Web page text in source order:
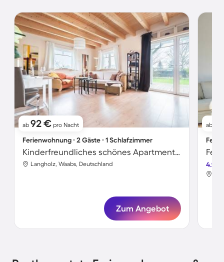
ab 92 € pro Nacht
Ferienwohnung ∙ 2 Gäste ∙ 1 Schlafzimmer
Kinderfreundliches schönes Apartment mit Sauna, Grill und Terrasse | Strand in der Nähe | Haustiere erlaubt
Langholz, Waabs, Deutschland
Zum Angebot
ab
4.9